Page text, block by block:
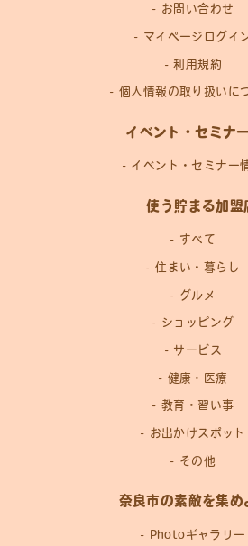
お問い合わせ
マイページログイ
利用規約
個人情報の取り扱いに
イベント・セミナ
イベント・セミナー
使う貯まる加盟
すべて
住まい・暮らし
グルメ
ショッピング
サービス
健康・医療
教育・習い事
お出かけスポット
その他
奈良市の素敵を集め
Photoギャラリー